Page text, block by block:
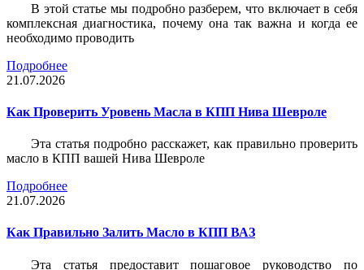
В этой статье мы подробно разберем, что включает в себя
комплексная диагностика, почему она так важна и когда ее
необходимо проводить
Подробнее
21.07.2026
Как Проверить Уровень Масла в КПП Нива Шевроле
Эта статья подробно расскажет, как правильно проверить
масло в КПП вашей Нива Шевроле
Подробнее
21.07.2026
Как Правильно Залить Масло в КПП ВАЗ
Эта статья предоставит пошаговое руководство по